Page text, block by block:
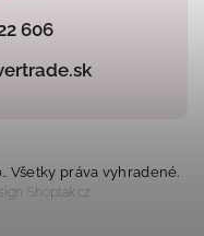
606
. Všetky práva vyhradené.
Shoptak.cz